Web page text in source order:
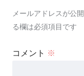
メールアドレスが公
る欄は必須項目です
コメント ※